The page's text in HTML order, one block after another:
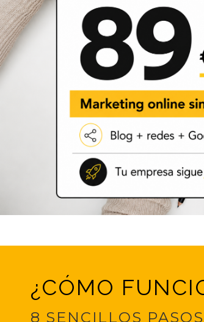
¿CÓMO
8 SENCILLOS